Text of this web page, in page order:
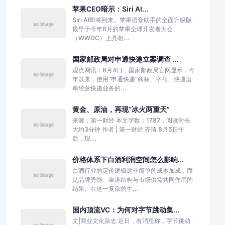
苹果CEO暗示：Siri AI...
Siri AI即将到来。苹果语音助手的全面升级版
最早于今年6月的苹果全球开发者大会
（WWDC）上亮相...
国家邮政局对申通快递立案调查 ...
观点网讯：8月4日，国家邮政局官网显示，今
年以来，使用“申通快递”商标、字号、快递运
单经营快递业务的...
黄金、原油，再现“冰火两重天”
来源：第一财经 本文字数：1787，阅读时长
大约3分钟 作者 | 第一财经 齐琦 8月5日午
后，现...
价格体系下白酒利润空间怎么影响...
白酒行业的定价逻辑远非简单的成本加成，而
是品牌势能、渠道结构与市场供需共同作用的
结果。在这一复杂的生...
国内顶流VC：为何对字节跳动集...
文|商业文化杂志 近日，有消息称，字节跳动